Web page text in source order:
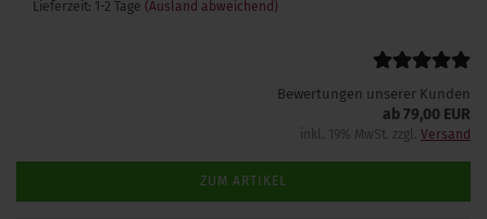
Lieferzeit: 1-2 Tage (Ausland abweichend)
Bewertungen unserer Kunden
ab 79,00 EUR
inkl. 19% MwSt. zzgl. Versand
ZUM ARTIKEL